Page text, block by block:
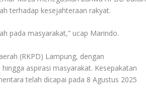
terhadap kesejahteraan rakyat.
pada masyarakat,” ucap Marindo.
(RKPD) Lampung, dengan
aspirasi masyarakat. Kesepakatan
telah dicapai pada 8 Agustus 2025